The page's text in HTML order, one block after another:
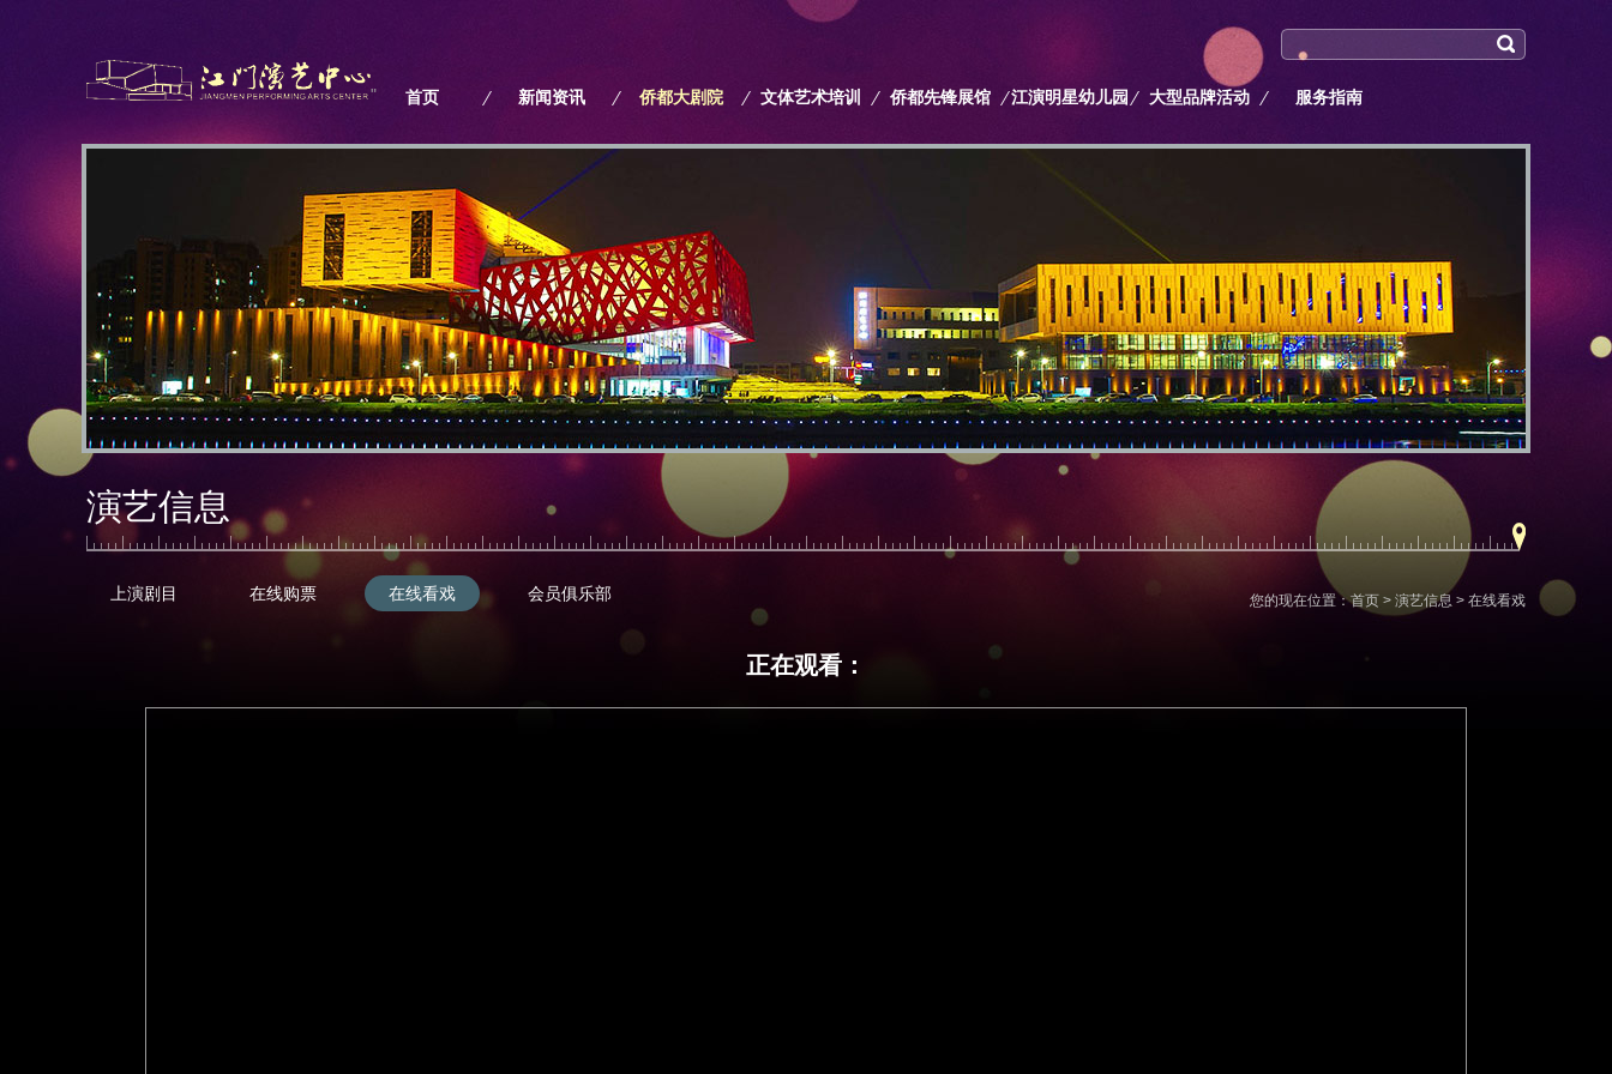
" 首页 新闻资讯 侨都大剧院 文体艺术培训 侨都先锋展馆 江演明星幼儿园 大型品牌活动 服务指南
演艺信息
上演剧目 在线购票 在线看戏 会员俱乐部 您的现在位置：首页 > 演艺信息 > 在线看戏
正在观看：